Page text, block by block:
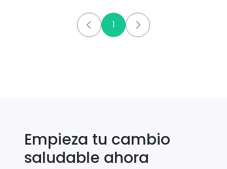
1
Empieza tu cambio
saludable ahora